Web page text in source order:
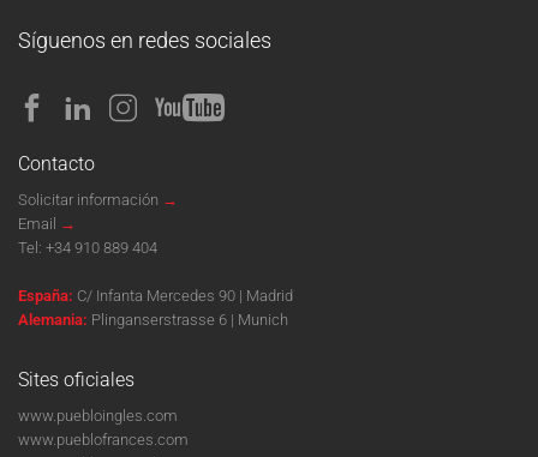
Síguenos en redes sociales
Contacto
Solicitar información →
Email →
Tel: +34 910 889 404
España: C/ Infanta Mercedes 90 | Madrid
Alemania: Plinganserstrasse 6 | Munich
Sites oficiales
www.puebloingles.com
www.pueblofrances.com